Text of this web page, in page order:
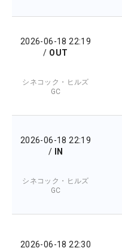
2026-06-18 22:19
/ OUT
シネコック・ヒルズ
GC
2026-06-18 22:19
/
IN
シネコック・ヒルズ
GC
2026-06-18 22:30